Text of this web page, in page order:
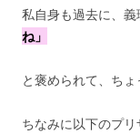
私自身も過去に、
ね」
と褒められて、ちょ
ちなみに以下のプリ